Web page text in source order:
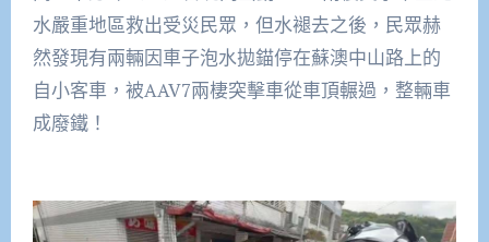
水嚴重地區救出受災民眾，但水褪去之後，民眾赫
然發現有兩輛因車子泡水拋錨停在蘇澳中山路上的
自小客車，被AAV7兩棲突擊車從車頂輾過，整輛車
成廢鐵！